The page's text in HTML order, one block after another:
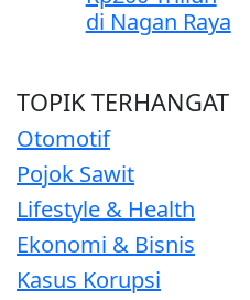
di Nagan Raya
TOPIKTERHANGAT
Otomotif
Pojok Sawit
Lifestyle & Health
Ekonomi & Bisnis
Kasus Korupsi